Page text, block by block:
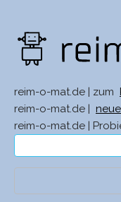
reim-o-mat.de | zum
reim-o-mat.de |
reim-o-mat.de |